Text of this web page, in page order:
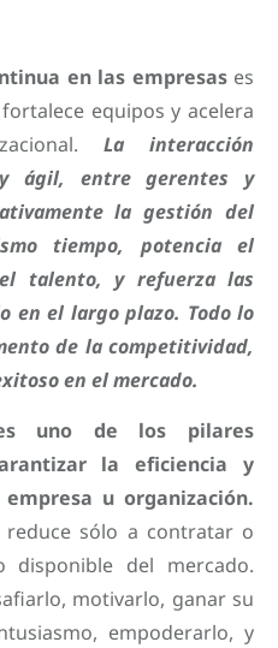
en las empresases
equipos y acelera
La interacción
y ágil, entre gerentes y
la gestión del
tiempo, potencia el
talento, y refuerza las
en el largo plazo. Todo lo
de la competitividad,
en el mercado.
uno de los pilares
la eficiencia y
u organización.
sólo a contratar o
del mercado.
motivarlo, ganar su
empoderarlo, y